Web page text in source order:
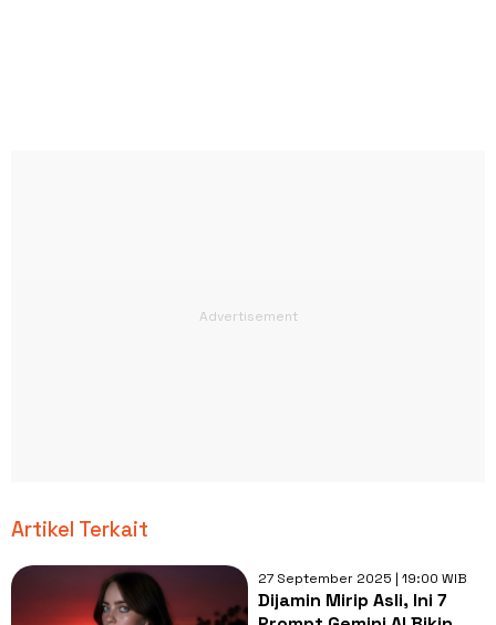
Artikel Terkait
27 September 2025 | 19:00 WIB
Dijamin Mirip Asli, Ini 7